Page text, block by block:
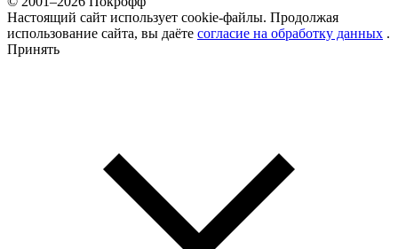
Настоящий сайт использует cookie-файлы. Продолжая
использование сайта, вы даёте согласие на обработку данных .
Принять